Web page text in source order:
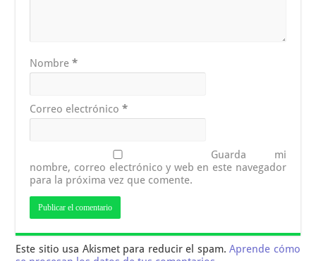
Nombre*
Correo electrónico*
Guarda mi
nombre, correo electrónico y web en este navegador
para la próxima vez que comente.
Este sitio usa Akismet para reducir el spam.Aprende cómo